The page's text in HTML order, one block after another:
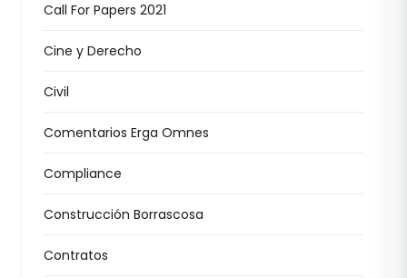
Call For Papers 2021
Cine y Derecho
Civil
Comentarios Erga Omnes
Compliance
Construcción Borrascosa
Contratos